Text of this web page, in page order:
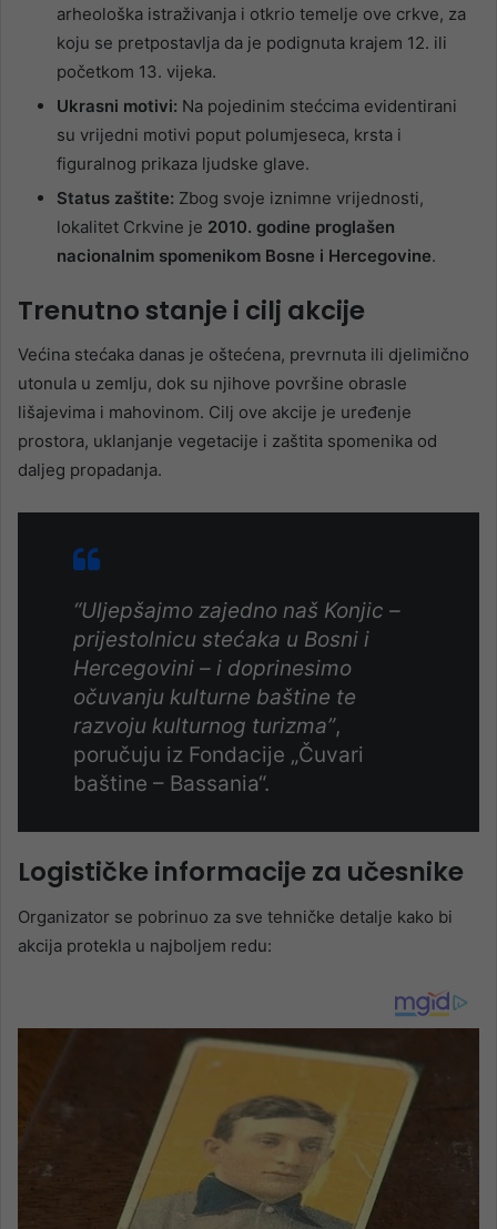
arheološka istraživanja i otkrio temelje ove crkve, za
koju se pretpostavlja da je podignuta krajem 12. ili
početkom 13. vijeka.
Ukrasni motivi: Na pojedinim stećcima evidentirani
su vrijedni motivi poput polumjeseca, krsta i
figuralnog prikaza ljudske glave.
Status zaštite: Zbog svoje iznimne vrijednosti,
lokalitet Crkvine je 2010. godine proglašen
nacionalnim spomenikom Bosne i Hercegovine.
Trenutno stanje i cilj akcije
Većina stećaka danas je oštećena, prevrnuta ili djelimično
utonula u zemlju, dok su njihove površine obrasle
lišajevima i mahovinom. Cilj ove akcije je uređenje
prostora, uklanjanje vegetacije i zaštita spomenika od
daljeg propadanja.
“Uljepšajmo zajedno naš Konjic –
prijestolnicu stećaka u Bosni i
Hercegovini – i doprinesimo
očuvanju kulturne baštine te
razvoju kulturnog turizma”,
poručuju iz Fondacije „Čuvari
baštine – Bassania“.
Logističke informacije za učesnike
Organizator se pobrinuo za sve tehničke detalje kako bi
akcija protekla u najboljem redu: